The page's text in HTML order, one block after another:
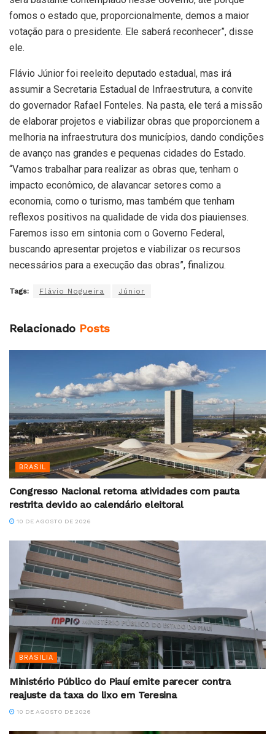
fomos o estado que, proporcionalmente, demos a maior
votação para o presidente. Ele saberá reconhecer”, disse
ele.
Flávio Júnior foi reeleito deputado estadual, mas irá
assumir a Secretaria Estadual de Infraestrutura, a convite
do governador Rafael Fonteles. Na pasta, ele terá a missão
de elaborar projetos e viabilizar obras que proporcionem a
melhoria na infraestrutura dos municípios, dando condições
de avanço nas grandes e pequenas cidades do Estado.
“Vamos trabalhar para realizar as obras que, tenham o
impacto econômico, de alavancar setores como a
economia, como o turismo, mas também que tenham
reflexos positivos na qualidade de vida dos piauienses.
Faremos isso em sintonia com o Governo Federal,
buscando apresentar projetos e viabilizar os recursos
necessários para a execução das obras”, finalizou.
Tags: Flávio Nogueira Júnior
Relacionado Posts
BRASIL
Congresso Nacional retoma atividades com pauta
restrita devido ao calendário eleitoral
10 DE AGOSTO DE 2026
BRASILIA
Ministério Público do Piauí emite parecer contra
reajuste da taxa do lixo em Teresina
10 DE AGOSTO DE 2026